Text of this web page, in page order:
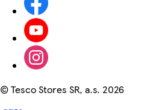
©Tesco Stores SR, a.s. 2026